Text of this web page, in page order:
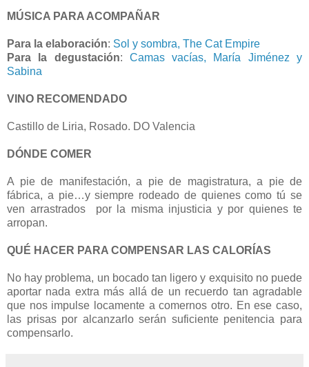
MÚSICA PARA ACOMPAÑAR
Para la elaboración: Sol y sombra, The Cat Empire
Para la degustación: Camas vacías, María Jiménez y
Sabina
VINO RECOMENDADO
Castillo de Liria, Rosado. DO Valencia
DÓNDE COMER
A pie de manifestación, a pie de magistratura, a pie de
fábrica, a pie…y siempre rodeado de quienes como tú se
ven arrastrados por la misma injusticia y por quienes te
arropan.
QUÉ HACER PARA COMPENSAR LAS CALORÍAS
No hay problema, un bocado tan ligero y exquisito no puede
aportar nada extra más allá de un recuerdo tan agradable
que nos impulse locamente a comernos otro. En ese caso,
las prisas por alcanzarlo serán suficiente penitencia para
compensarlo.